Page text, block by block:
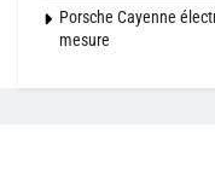
Porsche Cayenne
mesure